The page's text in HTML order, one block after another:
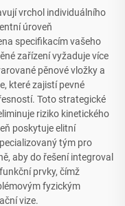
vrchol individuálního
úroveň
specifikacím vašeho
zařízení vyžaduje více
pěnové vložky a
které zajistí pevné
Toto strategické
riziko kinetického
poskytuje elitní
tým pro
aby do řešení integroval
prvky, čímž
fyzickým
vize.